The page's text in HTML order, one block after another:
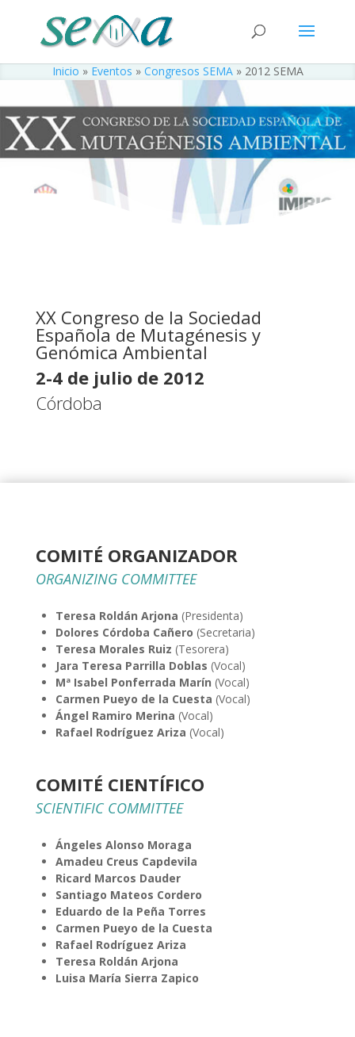
Inicio » Eventos » Congresos SEMA »2012 SEMA
XX Congreso de la Sociedad
Española de Mutagénesis y
Genómica Ambiental
2-4 de julio de 2012
Córdoba
COMITÉ ORGANIZADOR
ORGANIZING COMMITTEE
Teresa Roldán Arjona (Presidenta)
Dolores Córdoba Cañero (Secretaria)
Teresa Morales Ruiz (Tesorera)
Jara Teresa Parrilla Doblas (Vocal)
Mª Isabel Ponferrada Marín (Vocal)
Carmen Pueyo de la Cuesta (Vocal)
Ángel Ramiro Merina (Vocal)
Rafael Rodríguez Ariza (Vocal)
COMITÉ CIENTÍFICO
SCIENTIFIC COMMITTEE
Ángeles Alonso Moraga
Amadeu Creus Capdevila
Ricard Marcos Dauder
Santiago Mateos Cordero
Eduardo de la Peña Torres
Carmen Pueyo de la Cuesta
Rafael Rodríguez Ariza
Teresa Roldán Arjona
Luisa María Sierra Zapico